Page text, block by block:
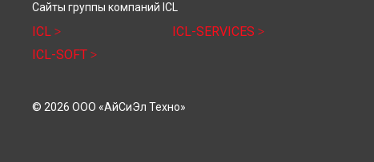
Сайты группы компаний ICL
ICL
ICL-SERVICES
ICL-SOFT
© 2026 ООО «АйСиЭл Техно»